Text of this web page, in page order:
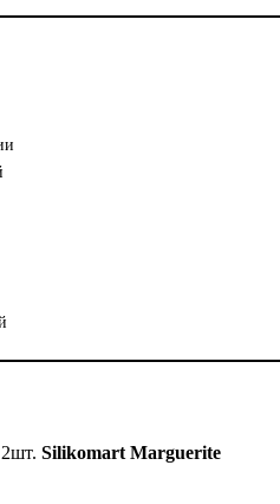
Silikomart Marguerite